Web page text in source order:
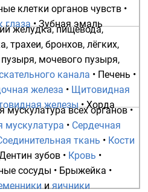
клетки органов чувств •
глаза• Зубная эмаль
желудка,пищевода,
, трахеи, бронхов, лёгких,
, мочевого пузыря,
канала • Печень •
железа • Щитовидная
железы• Хорда
мускулатуравсех органов •
мускулатура • Сердечная
ткань • Кости
зубов • Кровь •
сосуды • Брыжейка •
ияичники